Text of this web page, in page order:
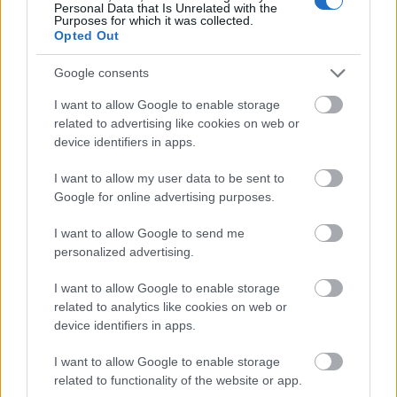
Personal Data that Is Unrelated with the
Purposes for which it was collected.
Opted Out
Google consents
I want to allow Google to enable storage
related to advertising like cookies on web or
device identifiers in apps.
I want to allow my user data to be sent to
Google for online advertising purposes.
I want to allow Google to send me
personalized advertising.
I want to allow Google to enable storage
related to analytics like cookies on web or
device identifiers in apps.
I want to allow Google to enable storage
related to functionality of the website or app.
talán ez az üzleti partnerekben is bizalmat épít.
Vannak érvek az állami támogatás mellett, de azért
ez nem tuti gyógyszer! A piac megerőszakolása nem
mindig jó. Ha azért lépnek tömegesen a piacra kis-
és középvállalkozások, mert akkor
adókedvezményben részesülnek, vagy, mert ehhez
lesz valódi piac, nem lesz likviditás és nem könnyű
valódi finanszírozási megoldásként használni a
Az állami vállalatok tőzsdére vitele szintén nagyon
át kell gondolni. Előbb jó példa volt a Mol, most
legyen ő a rossz példa. A Magyar Állam egy időben
tokkal-vonóval eladta a Mol részvényeit a nyilvános
piacon. Ám, amikor a piac logikája szerint jöttek
volna a nagy vásárlók, először az osztrákok, majd az
oroszok, akkor annak már nem nagyon örült senki. A